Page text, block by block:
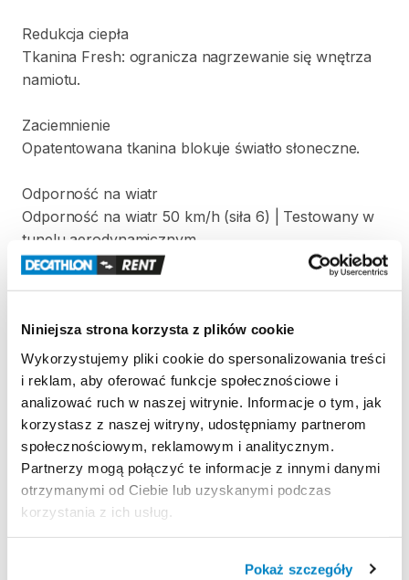
Niniejsza strona korzysta z plików cookie
Wykorzystujemy pliki cookie do spersonalizowania treści
i reklam, aby oferować funkcje społecznościowe i
analizować ruch w naszej witrynie. Informacje o tym, jak
korzystasz z naszej witryny, udostępniamy partnerom
społecznościowym, reklamowym i analitycznym.
Partnerzy mogą połączyć te informacje z innymi danymi
otrzymanymi od Ciebie lub uzyskanymi podczas
korzystania z ich usług.
Pokaż szczegóły
Redukcja ciepła
Tkanina Fresh: ogranicza nagrzewanie się wnętrza
namiotu.
Zaciemnienie
Opatentowana tkanina blokuje światło słoneczne.
Odporność na wiatr
Odporność na wiatr 50 km​/​h (siła 6) Testowany w
tunelu aerodynamicznym
Podłoga ＞ 2400 mm.
Łatwość
transportu
Prostokątny pokrowiec | 60 x 30 x 30 cm | 54 litry |
12​,​5 kg
Strona produktu w sklepie